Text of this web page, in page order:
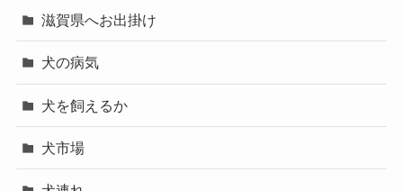
滋賀県へお出掛け
犬の病気
犬を飼えるか
犬市場